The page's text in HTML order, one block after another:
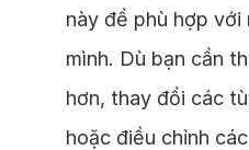
này để phù hợp
mình. Dù bạn cần
hơn, thay đổi các
hoặc điều chỉnh